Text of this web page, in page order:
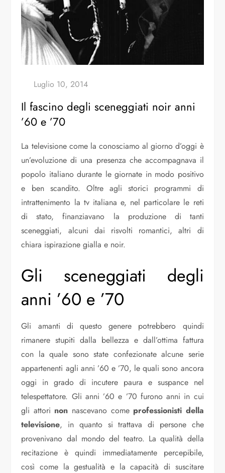
Il fascino degli sceneggiati noir anni
’60 e ’70
La televisione come la conosciamo al giorno d’oggi è
un’evoluzione di una presenza che accompagnava il
popolo italiano durante le giornate in modo positivo
e ben scandito. Oltre agli storici programmi di
intrattenimento la tv italiana e, nel particolare le reti
di stato, finanziavano la produzione di tanti
sceneggiati, alcuni dai risvolti romantici, altri di
chiara ispirazione gialla e noir.
Gli sceneggiati degli
anni ’60 e ’70
Gli amanti di questo genere potrebbero quindi
rimanere stupiti dalla bellezza e dall’ottima fattura
con la quale sono state confezionate alcune serie
appartenenti agli anni ’60 e ’70, le quali sono ancora
oggi in grado di incutere paura e suspance nel
telespettatore. Gli anni ’60 e ’70 furono anni in cui
gli attori non nascevano come professionisti della
televisione, in quanto si trattava di persone che
provenivano dal mondo del teatro. La qualità della
recitazione è quindi immediatamente percepibile,
così come la gestualità e la capacità di suscitare